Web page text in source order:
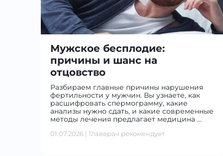
Мужское бесплодие:
причины и шанс на
отцовство
Разбираем главные причины нарушения
фертильности у мужчин. Вы узнаете, как
расшифровать спермограмму, какие
анализы нужно сдать, и какие современные
методы лечения предлагает медицина …
01.07.2026 | Главврач рекомендует